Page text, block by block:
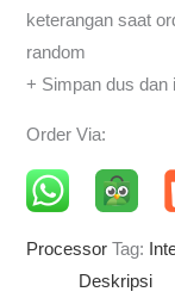
keterangan saat
random
+ Simpan dus dan
Order Via:
Processor Tag:
Deskripsi